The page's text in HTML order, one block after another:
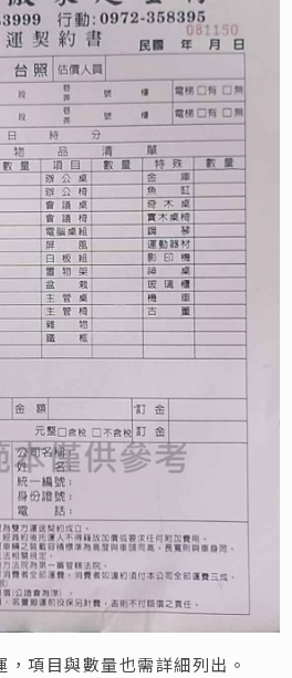
項目與數量也需詳細列出。